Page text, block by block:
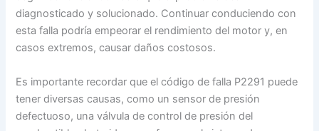
diagnosticado y solucionado. Continuar conduciendo con
esta falla podría empeorar el rendimiento del motor y, en
casos extremos, causar daños costosos.
Es importante recordar que el código de falla P2291 puede
tener diversas causas, como un sensor de presión
defectuoso, una válvula de control de presión del